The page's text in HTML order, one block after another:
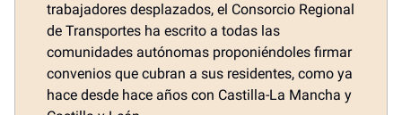
trabajadores desplazados, el Consorcio Regional
de Transportes ha escrito a todas las
comunidades autónomas proponiéndoles firmar
convenios que cubran a sus residentes, como ya
hace desde hace años con Castilla-La Mancha y